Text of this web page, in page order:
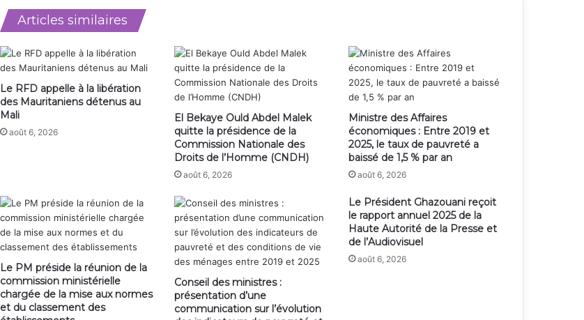
Articles similaires
Le RFD appelle à la libération
des Mauritaniens détenus au
Mali
août 6, 2026
El Bekaye Ould Abdel Malek
quitte la présidence de la
Commission Nationale des
Droits de l’Homme (CNDH)
août 6, 2026
Ministre des Affaires
économiques : Entre 2019 et
2025, le taux de pauvreté a
baissé de 1,5 % par an
août 6, 2026
Le PM préside la réunion de la
commission ministérielle
chargée de la mise aux normes
et du classement des
Conseil des ministres :
présentation d’une
communication sur l’évolution
Le Président Ghazouani reçoit
le rapport annuel 2025 de la
Haute Autorité de la Presse et
de l’Audiovisuel
août 6, 2026